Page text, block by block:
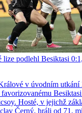
lize podlehl Besiktasi
v úvodním utkání
Hosté, v jejichž
Černý, hráli od 71.